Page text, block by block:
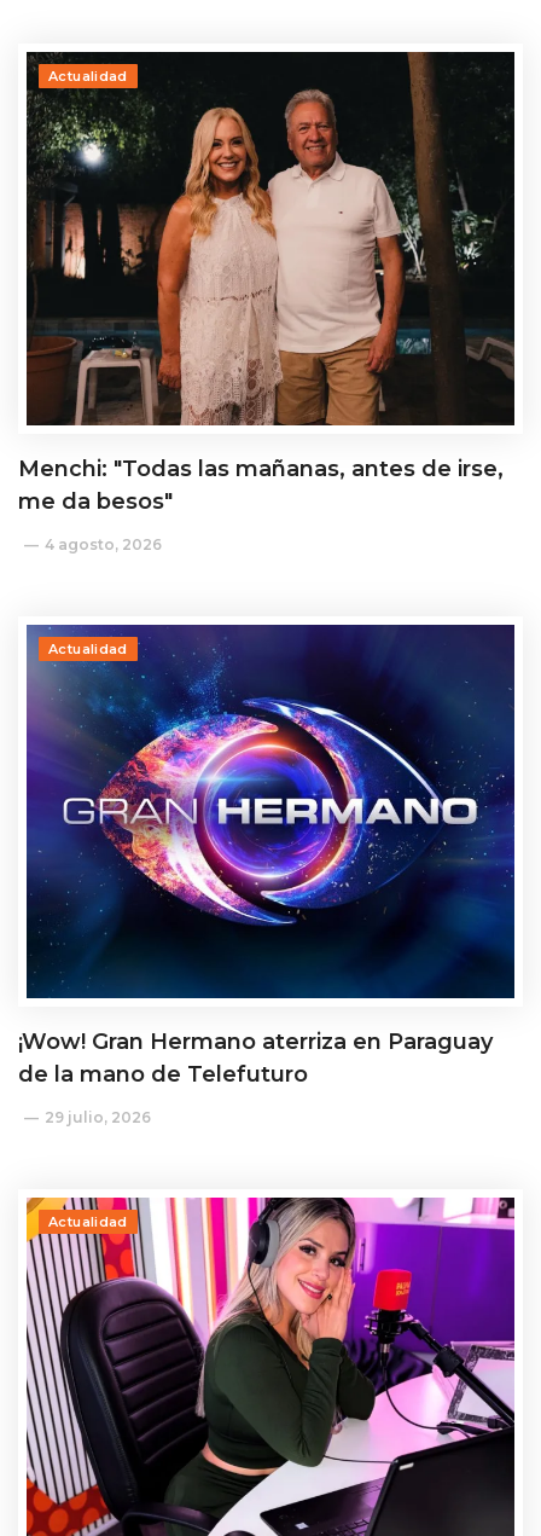
Actualidad
Menchi: "Todas las mañanas, antes de irse,
me da besos"
4 agosto, 2026
Actualidad
¡Wow! Gran Hermano aterriza en Paraguay
de la mano de Telefuturo
29 julio, 2026
Actualidad